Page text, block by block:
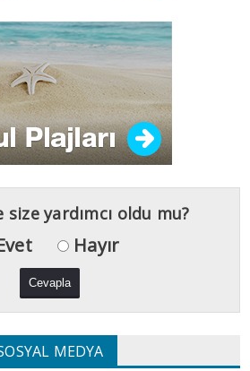
yardımcı oldu mu?
Hayır
MEDYA